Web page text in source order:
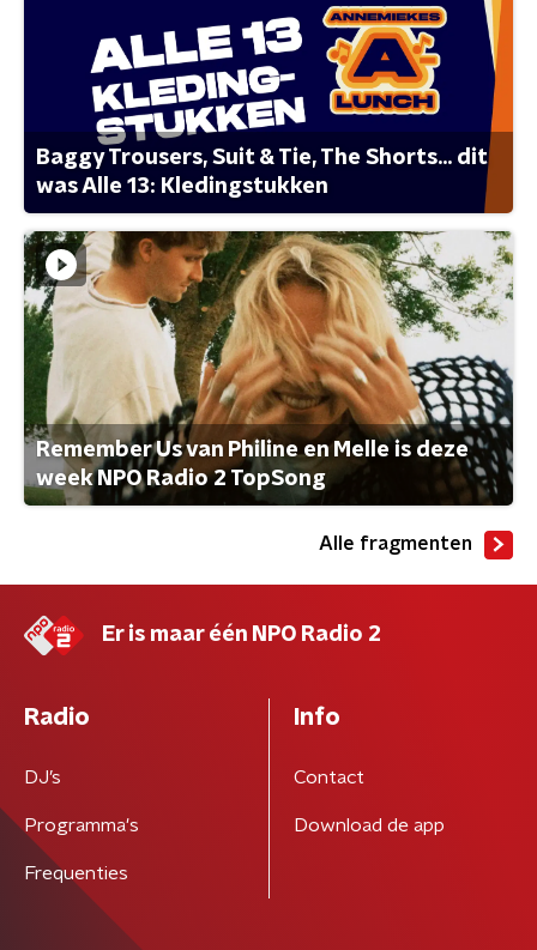
Baggy Trousers, Suit & Tie, The Shorts... dit
was Alle 13: Kledingstukken
Remember Us van Philine en Melle is deze
week NPO Radio 2 TopSong
Alle fragmenten
Er is maar één NPO Radio 2
Radio
DJ’s
Programma's
Frequenties
Info
Contact
Download de app